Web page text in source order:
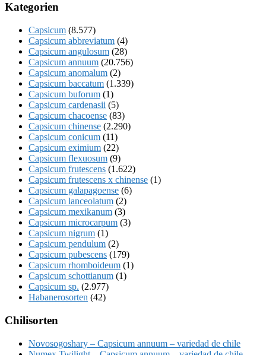
Kategorien
Capsicum (8.577)
Capsicum abbreviatum (4)
Capsicum angulosum (28)
Capsicum annuum (20.756)
Capsicum anomalum (2)
Capsicum baccatum (1.339)
Capsicum buforum (1)
Capsicum cardenasii (5)
Capsicum chacoense (83)
Capsicum chinense (2.290)
Capsicum conicum (11)
Capsicum eximium (22)
Capsicum flexuosum (9)
Capsicum frutescens (1.622)
Capsicum frutescens x chinense (1)
Capsicum galapagoense (6)
Capsicum lanceolatum (2)
Capsicum mexikanum (3)
Capsicum microcarpum (3)
Capsicum nigrum (1)
Capsicum pendulum (2)
Capsicum pubescens (179)
Capsicum rhomboideum (1)
Capsicum schottianum (1)
Capsicum sp. (2.977)
Habanerosorten (42)
Chilisorten
Novosogoshary – Capsicum annuum – variedad de chile